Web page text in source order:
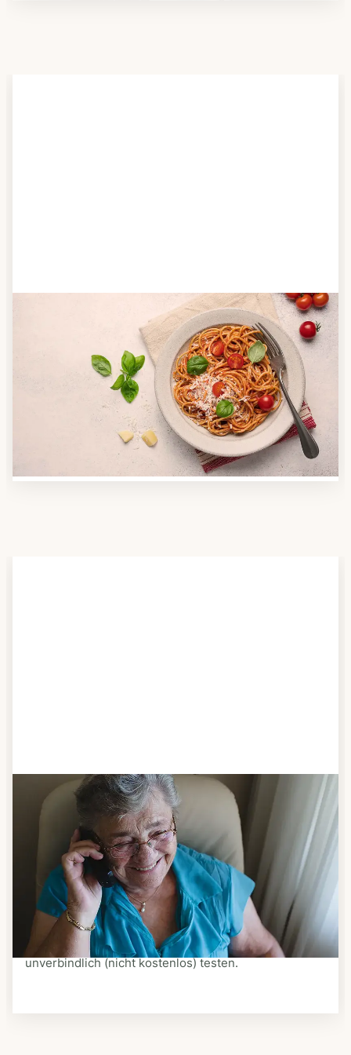
Anbieter finden
Nutzen Sie unsere große Mahlzeiten-Dienst-Suche,
um herauszufinden, welche Anbieter es in Ihrer
Region gibt und welcher am besten zu Ihnen passt.
Verschaffen Sie sich auch einen Überblick über die
Essen auf Rädern-Kosten.
Schritt 3
Bestellen & liefern lassen
Suchen Sie sich aus dem Speiseplan Ihres Anbieters
aus, was Ihnen schmeckt. Bestellen Sie telefonisch,
schriftlich oder im Online-Shop Ihres Anbieters.
Ein Kurier liefert Ihnen das bestellte Essen zum
vereinbarten Zeitpunkt nach Hause. Bei vielen
Anbietern können Sie Essen auf Rädern auch
unverbindlich (nicht kostenlos) testen.